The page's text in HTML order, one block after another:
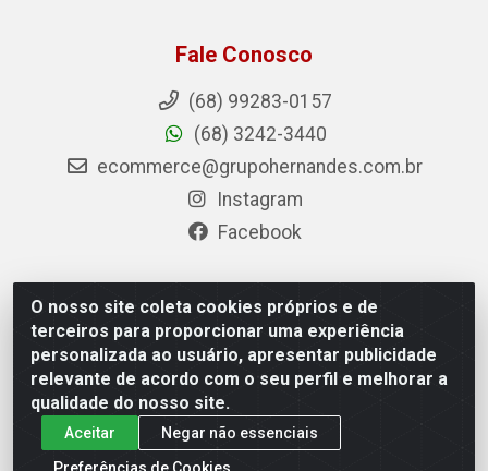
O nosso site coleta cookies próprios e de
terceiros para proporcionar uma experiência
personalizada ao usuário, apresentar publicidade
relevante de acordo com o seu perfil e melhorar a
qualidade do nosso site.
Aceitar
Negar não essenciais
Preferências de Cookies
Fale Conosco
(68) 99283-0157
(68) 3242-3440
ecommerce@grupohernandes.com.br
Instagram
Facebook
Hernandes - Atacado e Distribuições - Rodovia
Transacreana, 2155 - Floresta Sul, Rio Branco/AC - CEP
69.912-290 - CNPJ 12.996.556/0001-69